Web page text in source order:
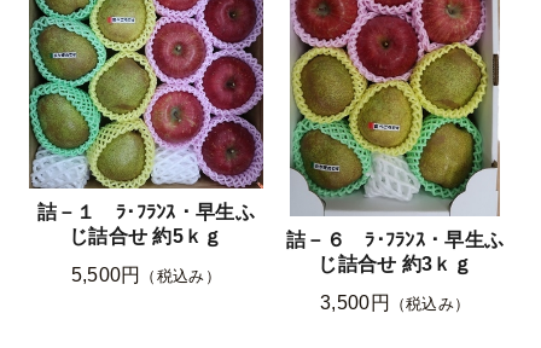
詰－１ ﾗ･ﾌﾗﾝｽ・早生ふ
じ詰合せ 約5ｋｇ
5,500円
（税込み）
詰－６ ﾗ･ﾌﾗﾝｽ・早生ふ
じ詰合せ 約3ｋｇ
3,500円
（税込み）